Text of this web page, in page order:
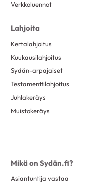
Verkkoluennot
Lahjoita
Kertalahjoitus
Kuukausilahjoitus
Sydän-arpajaiset
Testamenttilahjoitus
Juhlakeräys
Muistokeräys
Mikä on Sydän.fi?
Asiantuntija vastaa